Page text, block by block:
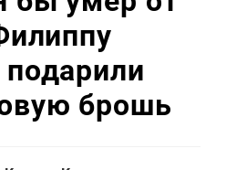
брошь